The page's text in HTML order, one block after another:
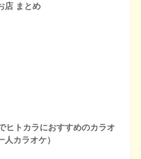
店 まとめ
ヒトカラにおすすめのカラオ
カラオケ）